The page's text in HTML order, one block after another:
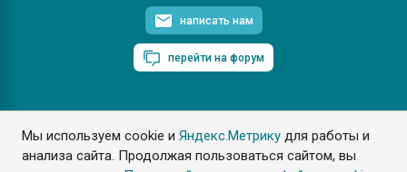
Мы используем cookie иЯндекс.Метрику для работы и
анализа сайта. Продолжая пользоваться сайтом, вы
написать нам
перейти на форум
ПластЭксперт © 2006. Все права защищены
Разрешается копирование материалов сайта с обязательной